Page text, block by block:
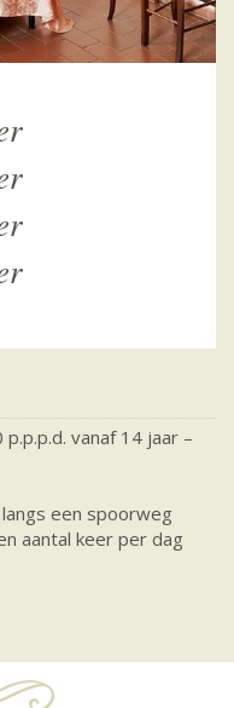
vanaf 14 jaar –
een spoorweg
aantal keer per dag